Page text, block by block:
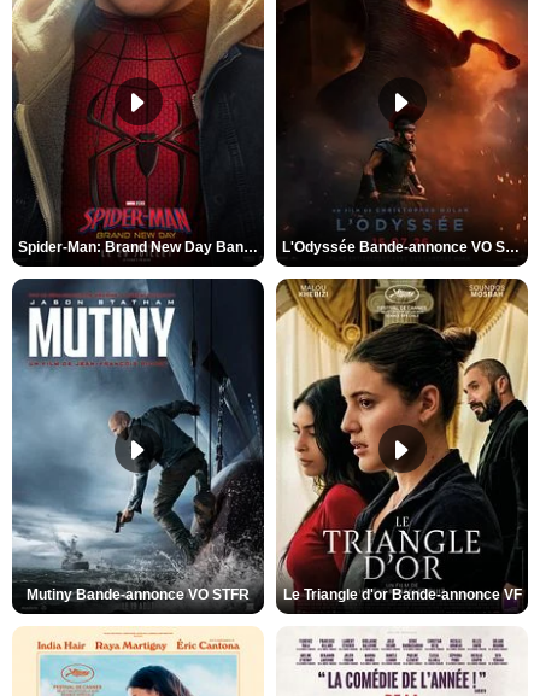
Spider-Man: Brand New Day Bande-annonce VO STFR L'Odyssée Bande-annonce VO STFR
Mutiny Bande-annonce VO STFR Le Triangle d'or Bande-annonce VF